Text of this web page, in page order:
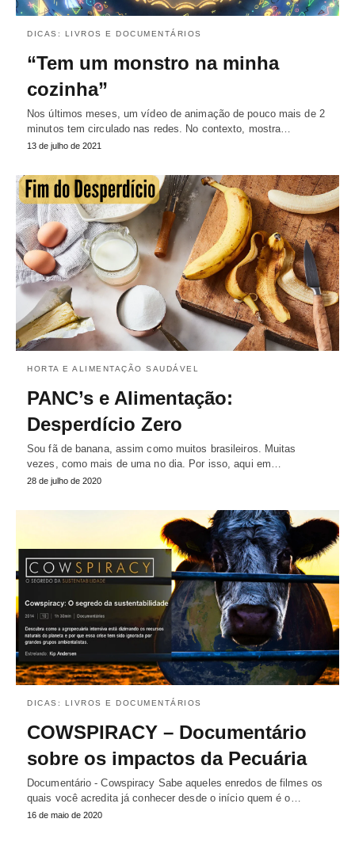
DICAS: LIVROS E DOCUMENTÁRIOS
“Tem um monstro na minha
cozinha”
Nos últimos meses, um vídeo de animação de pouco mais de 2
minutos tem circulado nas redes. No contexto, mostra…
13 de julho de 2021
HORTA E ALIMENTAÇÃO SAUDÁVEL
PANC’s e Alimentação:
Desperdício Zero
Sou fã de banana, assim como muitos brasileiros. Muitas
vezes, como mais de uma no dia. Por isso, aqui em…
28 de julho de 2020
DICAS: LIVROS E DOCUMENTÁRIOS
COWSPIRACY – Documentário
sobre os impactos da Pecuária
Documentário - Cowspiracy Sabe aqueles enredos de filmes os
quais você acredita já conhecer desde o início quem é o…
16 de maio de 2020